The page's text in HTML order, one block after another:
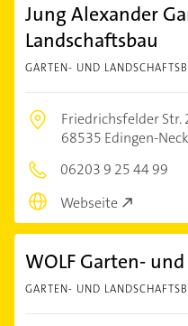
Jung Alexander
Landschaftsbau
GARTEN- UND
Friedrichsfelder Str.
68535 Edingen-
06203 9 25 44 99
Webseite
WOLF Garten-
GARTEN- UND